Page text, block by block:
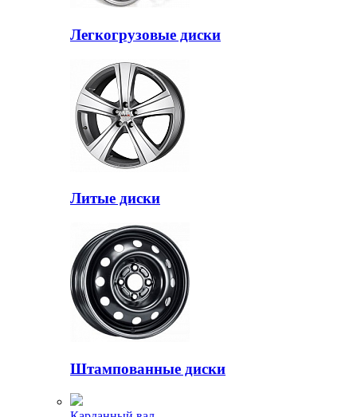
Легкогрузовые диски
Литые диски
Штампованные диски